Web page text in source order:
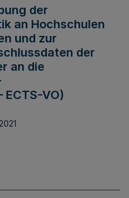
der
an Hochschulen
und zur
der
an die
VO)